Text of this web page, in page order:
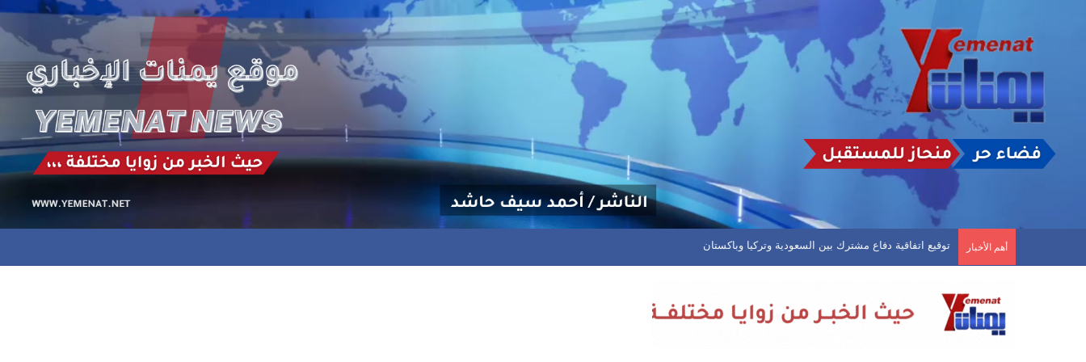
أهم الأخبار دوري الدرجة الاولى.. تضامن حضرموت يثبت الوصافة والسد يتوهج بثلاثية واليرموك يخطف تعادلًا مثيرًا